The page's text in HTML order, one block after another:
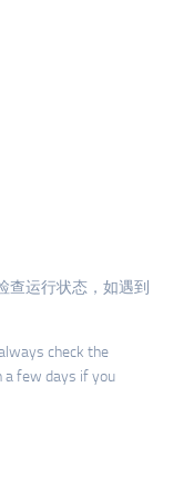
查运行状态，如遇到
check the
a few days if you